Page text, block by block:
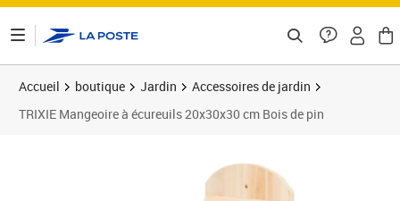
Accueil boutique Jardin
Accessoires de jardin
TRIXIE Mangeoire à écureuils 20x30x30 cm Bois de pin